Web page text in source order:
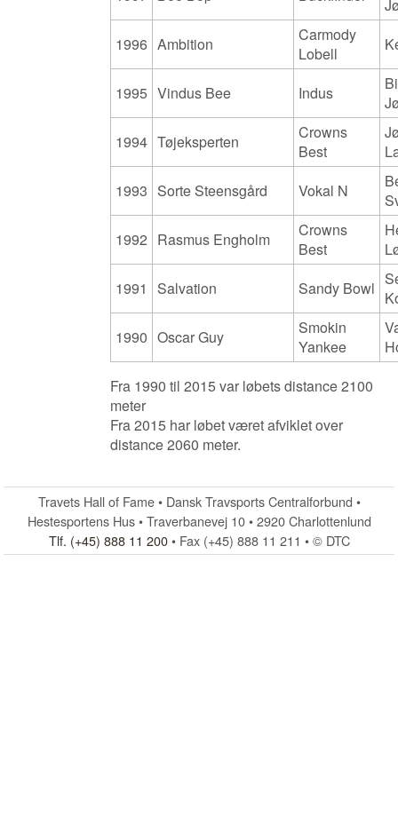
1996 Ambition
Carmody
Lobell
1995 Vindus Bee Indus
1994 Tøjeksperten
Crowns
Best
1993 Sorte Steensgård Vokal N
1992 Rasmus Engholm
Crowns
Best
1991
Salvation Sandy Bowl
1990 Oscar Guy
Smokin
Yankee
Fra 1990 til 2015 var løbets distance 2100
meter
Fra 2015 har løbet været afviklet over
distance 2060 meter.
Travets Hall of Fame • Dansk Travsports Centralforbund •
Hestesportens Hus • Traverbanevej 10 • 2920 Charlottenlund
Tlf. (+45) 888 11 200• Fax (+45) 888 11 211 • © DTC